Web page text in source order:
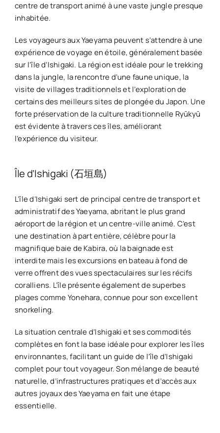
centre de transport animé à une vaste jungle presque
inhabitée.
Les voyageurs aux Yaeyama peuvent s’attendre à une
expérience de voyage en étoile, généralement basée
sur l’île d’Ishigaki. La région est idéale pour le trekking
dans la jungle, la rencontre d’une faune unique, la
visite de villages traditionnels et l’exploration de
certains des meilleurs sites de plongée du Japon. Une
forte préservation de la culture traditionnelle Ryūkyū
est évidente à travers ces îles, améliorant
l’expérience du visiteur.
Île d’Ishigaki (石垣島)
L’île d’Ishigaki sert de principal centre de transport et
administratif des Yaeyama, abritant le plus grand
aéroport de la région et un centre-ville animé. C’est
une destination à part entière, célèbre pour la
magnifique baie de Kabira, où la baignade est
interdite mais les excursions en bateau à fond de
verre offrent des vues spectaculaires sur les récifs
coralliens. L’île présente également de superbes
plages comme Yonehara, connue pour son excellent
snorkeling.
La situation centrale d’Ishigaki et ses commodités
complètes en font la base idéale pour explorer les îles
environnantes, facilitant un guide de l’île d’Ishigaki
complet pour tout voyageur. Son mélange de beauté
naturelle, d’infrastructures pratiques et d’accès aux
autres joyaux des Yaeyama en fait une étape
essentielle.